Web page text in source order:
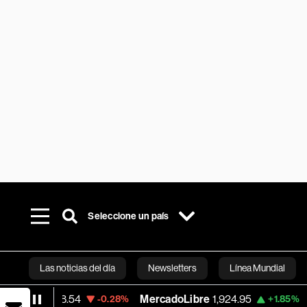
Seleccione un país
Las noticias del día Newsletters Línea Mundial
Bloomberg
MercadoLibre 1,924.95 +1.85% Banco de Bogota